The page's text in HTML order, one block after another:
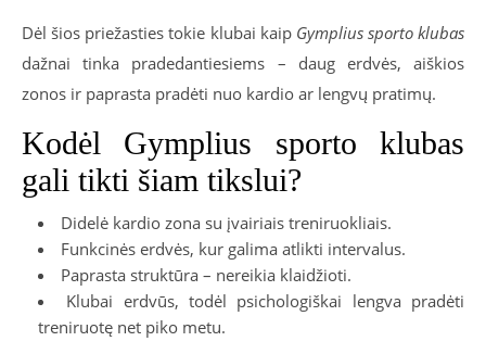
Dėl šios priežasties tokie klubai kaip Gymplius sporto klubas
dažnai tinka pradedantiesiems – daug erdvės, aiškios
zonos ir paprasta pradėti nuo kardio ar lengvų pratimų.
Kodėl Gymplius sporto klubas
gali tikti šiam tikslui?
Didelė kardio zona su įvairiais treniruokliais.
Funkcinės erdvės, kur galima atlikti intervalus.
Paprasta struktūra – nereikia klaidžioti.
Klubai erdvūs, todėl psichologiškai lengva pradėti
treniruotę net piko metu.